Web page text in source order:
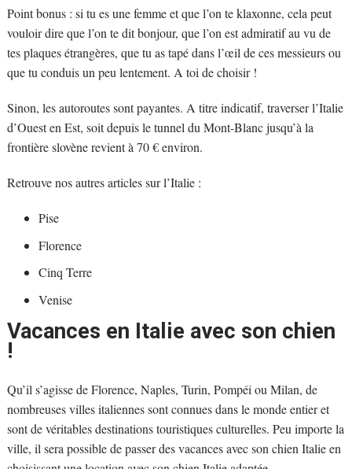
Point bonus : si tu es une femme et que l’on te klaxonne, cela peut
vouloir dire que l’on te dit bonjour, que l’on est admiratif au vu de
tes plaques étrangères, que tu as tapé dans l’œil de ces messieurs ou
que tu conduis un peu lentement. A toi de choisir !
Sinon, les autoroutes sont payantes. A titre indicatif, traverser l’Italie
d’Ouest en Est, soit depuis le tunnel du Mont-Blanc jusqu’à la
frontière slovène revient à 70 € environ.
Retrouve nos autres articles sur l’Italie :
Pise
Florence
Cinq Terre
Venise
Vacances en Italie avec son chien
!
Qu’il s’agisse de Florence, Naples, Turin, Pompéi ou Milan, de
nombreuses villes italiennes sont connues dans le monde entier et
sont de véritables destinations touristiques culturelles. Peu importe la
ville, il sera possible de passer des vacances avec son chien Italie en